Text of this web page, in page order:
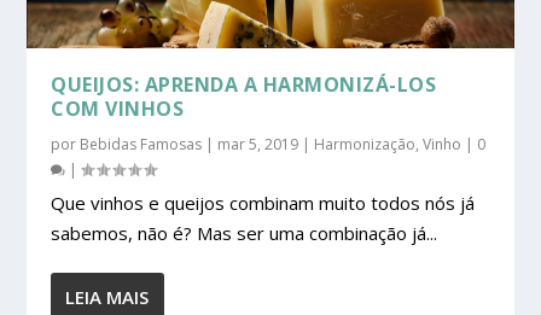
QUEIJOS: APRENDA A HARMONIZÁ-LOS
COM VINHOS
por Bebidas Famosas | mar 5, 2019 | Harmonização,Vinho | 0
|
Que vinhos e queijos combinam muito todos nós já
sabemos, não é? Mas ser uma combinação já...
LEIA MAIS